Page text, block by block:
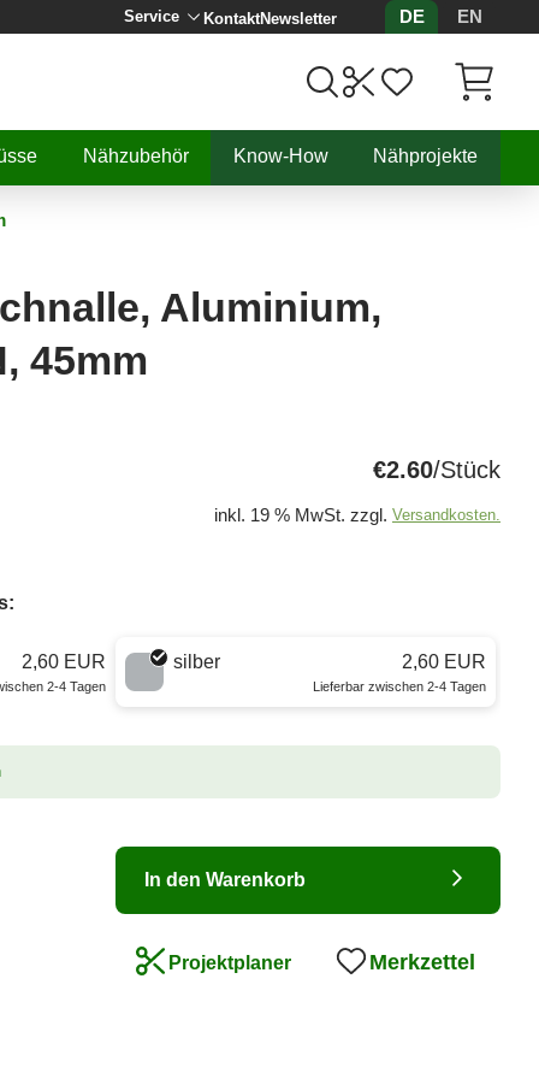
Service KontaktNewsletter DE EN
Nähzubehör Know-How Nähprojekte
Aluminium,
45mm
€2.60/Stück
inkl. 19 % MwSt. zzgl. Versandkosten.
2,60 EUR
2-4 Tagen
silber 2,60 EUR
Lieferbar zwischen 2-4 Tagen
In den Warenkorb
Projektplaner Merkzettel